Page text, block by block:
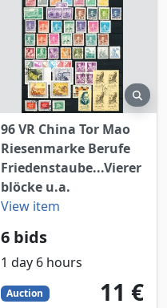
96 VR China Tor Mao
Riesenmarke Berufe
Friedenstaube...Vierer
blöcke u.a.
View item
6 bids
1 day 6 hours
Auction 11
EUR
11 €